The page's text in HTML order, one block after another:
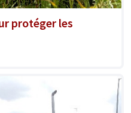
protéger les